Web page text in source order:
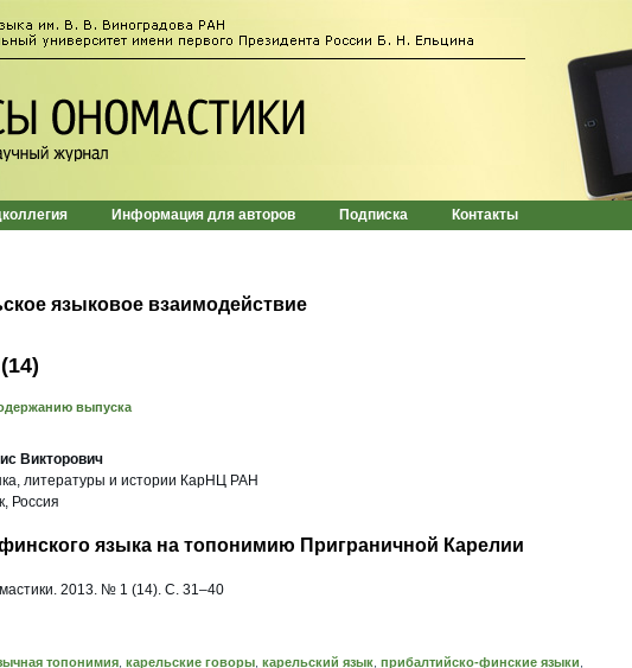
Информация для авторов Подписка Контакты
языковое взаимодействие
выпуска
Викторович
литературы и истории КарНЦ РАН
Россия
языка на топонимию Приграничной Карелии
2013. № 1 (14). С. 31–40
топонимия карельские говоры карельский язык прибалтийско-финские языки